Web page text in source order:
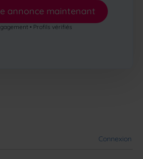
annonce maintenant
• Profils vérifiés
Connexion